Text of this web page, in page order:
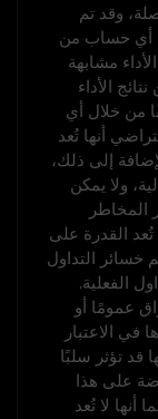
وقد تم
أي حساب من
مشابهة
الأداء
من خلال أي
أنها تُعد
إلى ذلك،
ولا يمكن
المخاطر
تُعد القدرة على
خسائر التداول
الفعلية.
عمومًا أو
في الاعتبار
قد تؤثر سلبًا
على هذا
أنها لا تُعد